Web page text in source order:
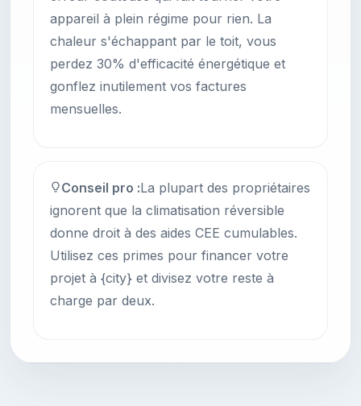
appareil à plein régime pour rien. La
chaleur s'échappant par le toit, vous
perdez 30% d'efficacité énergétique et
gonflez inutilement vos factures
mensuelles.
Conseil pro :La plupart des propriétaires
ignorent que la climatisation réversible
donne droit à des aides CEE cumulables.
Utilisez ces primes pour financer votre
projet à {city} et divisez votre reste à
charge par deux.